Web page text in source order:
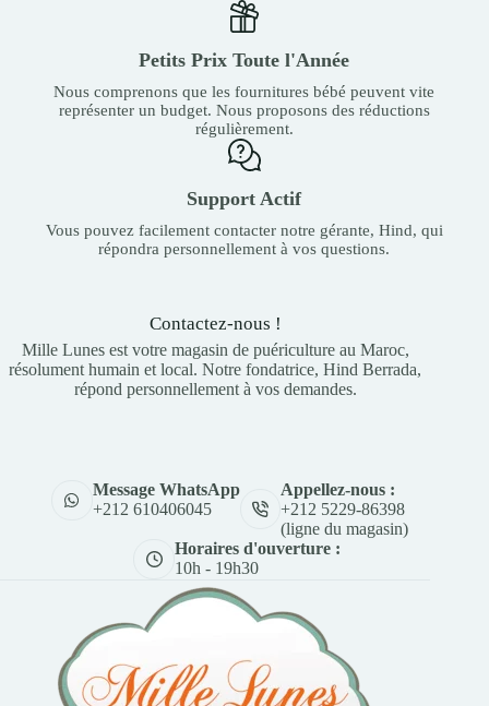
Petits Prix Toute l'Année
Nous comprenons que les fournitures bébé peuvent vite
représenter un budget. Nous proposons des réductions
régulièrement.
Support Actif
Vous pouvez facilement contacter notre gérante, Hind, qui
répondra personnellement à vos questions.
Contactez-nous !
Mille Lunes est votre magasin de puériculture au Maroc,
résolument humain et local. Notre fondatrice, Hind Berrada,
répond personnellement à vos demandes.
Message WhatsApp
+212 610406045
Appellez-nous :
+212 5229-86398
(ligne du magasin)
Horaires d'ouverture :
10h - 19h30